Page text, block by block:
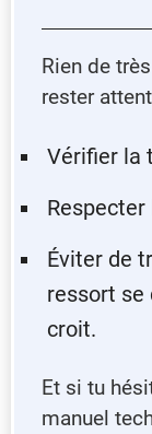
Rien de
rester
Vérifier la
Respecter
Éviter de
ressort se
croit.
Et si tu
manuel